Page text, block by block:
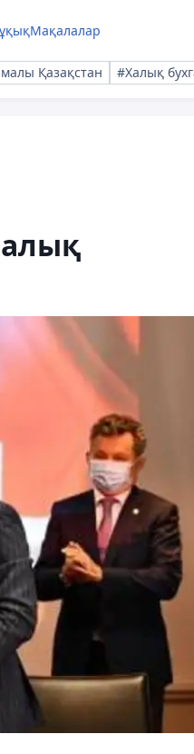
Мақалалар
Қазақстан #Халық